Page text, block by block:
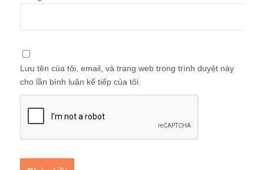
Lưu tên của tôi, email, và trang web trong trình duyệt này
cho lần bình luận kế tiếp của tôi.